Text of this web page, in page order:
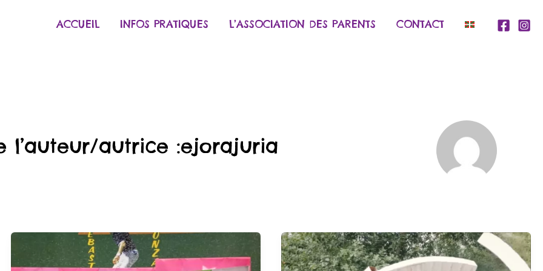
ACCUEIL INFOS PRATIQUES L’ASSOCIATION DES PARENTS CONTACT
l’auteur/autrice :ejorajuria